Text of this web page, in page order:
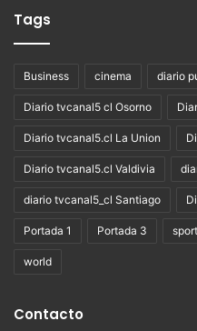
Tags
Business cinema diario
Diario tvcanal5 cl Osorno
Diario tvcanal5.cl La Union
Diario tvcanal5.cl Valdivia
diario tvcanal5_cl Santiago
Portada 1 Portada 3 sport
world
Contacto